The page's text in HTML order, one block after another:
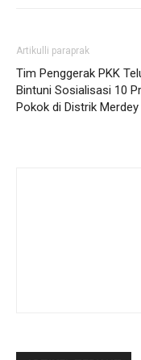
Artikulli paraprak
Tim Penggerak PKK
Bintuni Sosialisasi 10
Pokok di Distrik Merdey